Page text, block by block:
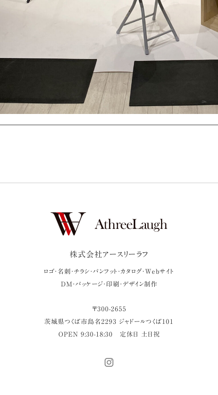
株式会社アースリーラフ
ロゴ・名刺・チラシ・パンフット・カタログ・Webサイト
DM・パッケージ・印刷・デザイン制作
〒300-2655
茨城県つくば市島名2293 ジャドールつくば101
OPEN 9:30-18:30
定休日 土日祝